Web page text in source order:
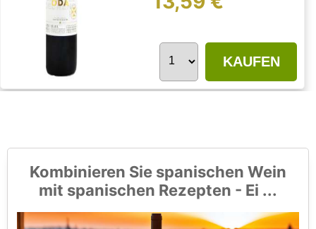
KAUFEN
Kombinieren Sie spanischen Wein
mit spanischen Rezepten - Ei ...